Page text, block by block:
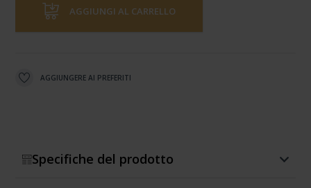
AGGIUNGI AL CARRELLO
AGGIUNGERE AI PREFERITI
Specifiche del prodotto